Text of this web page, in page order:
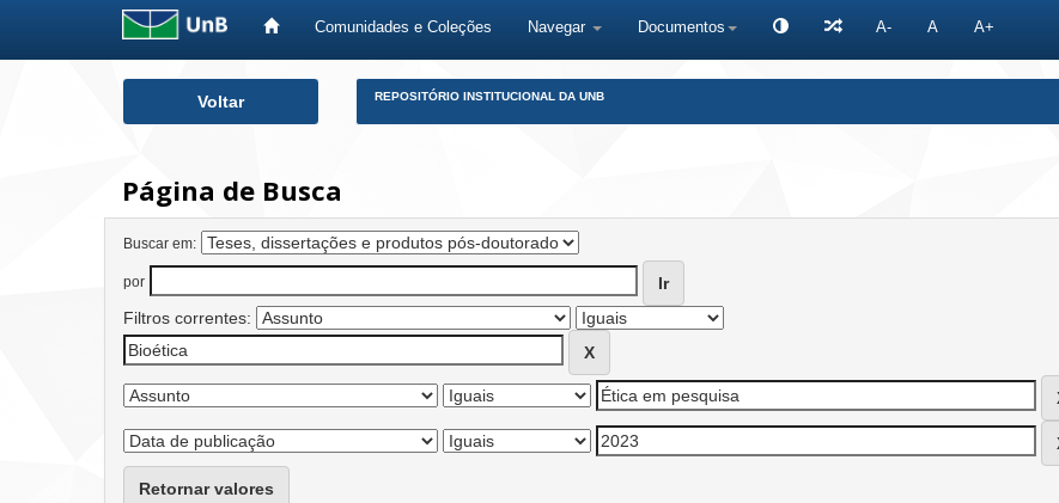
Comunidades e Coleções Navegar Documentos A- A A+
Voltar REPOSITÓRIO INSTITUCIONAL DA UNB
Página de Busca
Buscar em:
por
Filtros correntes:
Retornar valores